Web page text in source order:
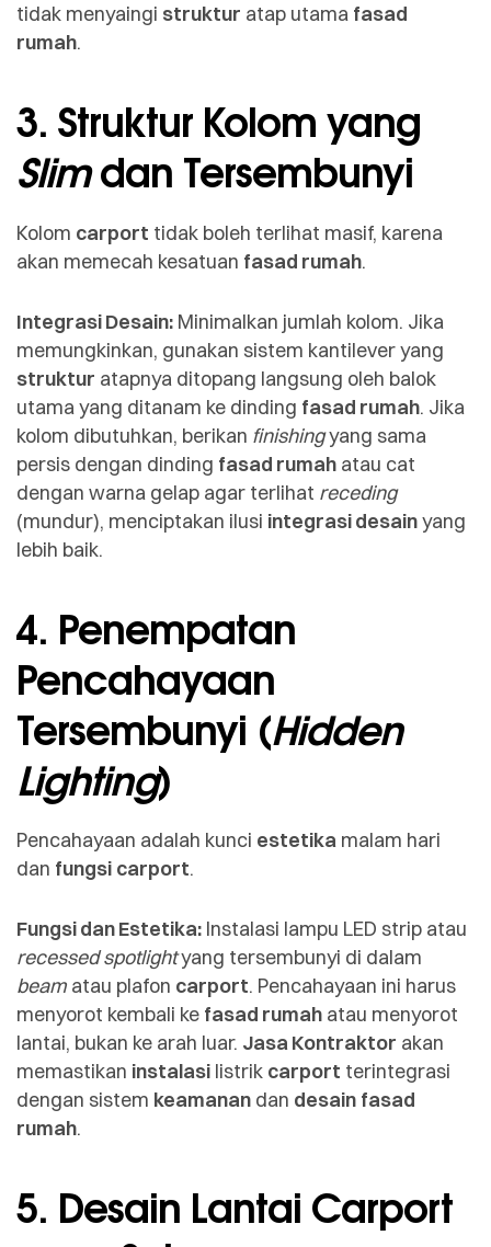
tidak menyaingi struktur atap utama fasad
rumah.
3. Struktur Kolom yang
Slimdan Tersembunyi
Kolom carport tidak boleh terlihat masif, karena
akan memecah kesatuan fasad rumah.
Integrasi Desain: Minimalkan jumlah kolom. Jika
memungkinkan, gunakan sistem kantilever yang
struktur atapnya ditopang langsung oleh balok
utama yang ditanam ke dinding fasad rumah. Jika
kolom dibutuhkan, berikan finishingyang sama
persis dengan dinding fasad rumah atau cat
dengan warna gelap agar terlihat receding
(mundur), menciptakan ilusi integrasi desainyang
lebih baik.
4. Penempatan
Pencahayaan
Tersembunyi (Hidden
Lighting)
Pencahayaan adalah kunci estetika malam hari
dan fungsi carport.
Fungsi dan Estetika: Instalasi lampu LED strip atau
recessed spotlightyang tersembunyi di dalam
beam atau plafon carport. Pencahayaan ini harus
menyorot kembali ke fasad rumah atau menyorot
lantai, bukan ke arah luar. Jasa Kontraktor akan
memastikan instalasi listrik carport terintegrasi
dengan sistem keamanan dan desain fasad
rumah.
5. Desain Lantai Carport